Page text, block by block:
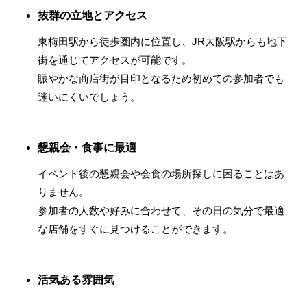
抜群の立地とアクセス
東梅田駅から徒歩圏内に位置し、JR大阪駅からも地下
街を通じてアクセスが可能です。
賑やかな商店街が目印となるため初めての参加者でも
迷いにくいでしょう。
懇親会・食事に最適
イベント後の懇親会や会食の場所探しに困ることはあ
りません。
参加者の人数や好みに合わせて、その日の気分で最適
な店舗をすぐに見つけることができます。
活気ある雰囲気